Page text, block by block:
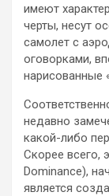
имеют
черты, несут
самолет с
оговорками,
нарисованные
недавно
какой-либо
Скорее всего,
Dominance),
является